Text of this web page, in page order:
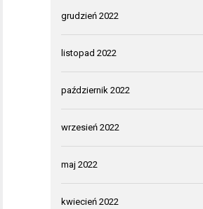
grudzień 2022
listopad 2022
październik 2022
wrzesień 2022
maj 2022
kwiecień 2022